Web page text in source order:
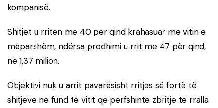
kompanisë.
Shitjet u rritën me 40 për qind krahasuar me vitin e
mëparshëm, ndërsa prodhimi u rrit me 47 për qind,
në 1,37 milion.
Objektivi nuk u arrit pavarësisht rritjes së fortë të
shitjeve në fund të vitit që përfshinte zbritje të rralla